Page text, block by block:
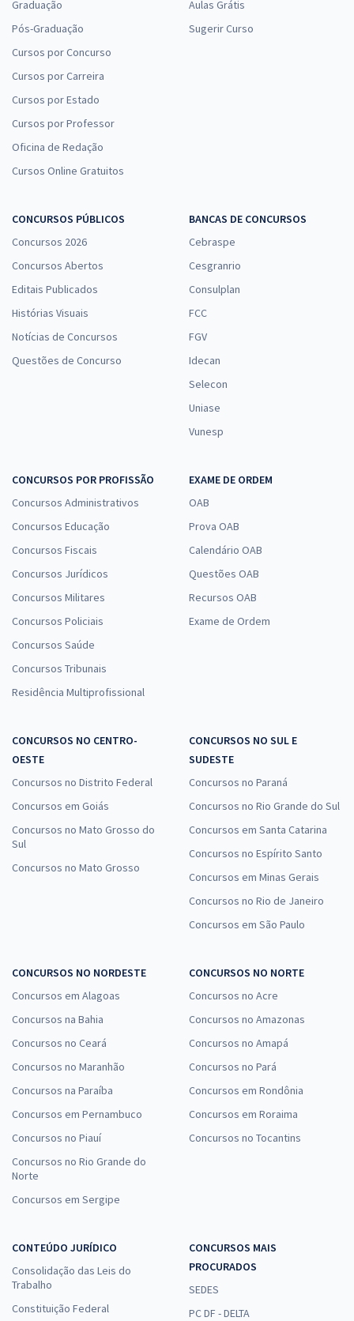
Graduação
Pós-Graduação
Cursos por Concurso
Cursos por Carreira
Cursos por Estado
Cursos por Professor
Oficina de Redação
Cursos Online Gratuitos
Aulas Grátis
Sugerir Curso
CONCURSOS PÚBLICOS
Concursos 2026
Concursos Abertos
Editais Publicados
Histórias Visuais
Notícias de Concursos
Questões de Concurso
BANCAS DE CONCURSOS
Cebraspe
Cesgranrio
Consulplan
FCC
FGV
Idecan
Selecon
Uniase
Vunesp
CONCURSOS POR PROFISSÃO
Concursos Administrativos
Concursos Educação
Concursos Fiscais
Concursos Jurídicos
Concursos Militares
Concursos Policiais
Concursos Saúde
Concursos Tribunais
Residência Multiprofissional
EXAME DE ORDEM
OAB
Prova OAB
Calendário OAB
Questões OAB
Recursos OAB
Exame de Ordem
CONCURSOS NO CENTRO-
OESTE
Concursos no Distrito Federal
Concursos em Goiás
Concursos no Mato Grosso do
Sul
Concursos no Mato Grosso
CONCURSOS NO SUL E
SUDESTE
Concursos no Paraná
Concursos no Rio Grande do Sul
Concursos em Santa Catarina
Concursos no Espírito Santo
Concursos em Minas Gerais
Concursos no Rio de Janeiro
Concursos em São Paulo
CONCURSOS NO NORDESTE
Concursos em Alagoas
Concursos na Bahia
Concursos no Ceará
Concursos no Maranhão
Concursos na Paraíba
Concursos em Pernambuco
Concursos no Piauí
Concursos no Rio Grande do
Norte
Concursos em Sergipe
CONCURSOS NO NORTE
Concursos no Acre
Concursos no Amazonas
Concursos no Amapá
Concursos no Pará
Concursos em Rondônia
Concursos em Roraima
Concursos no Tocantins
CONTEÚDO JURÍDICO
Consolidação das Leis do
Trabalho
Constituição Federal
CONCURSOS MAIS
PROCURADOS
SEDES
PC DF - DELTA